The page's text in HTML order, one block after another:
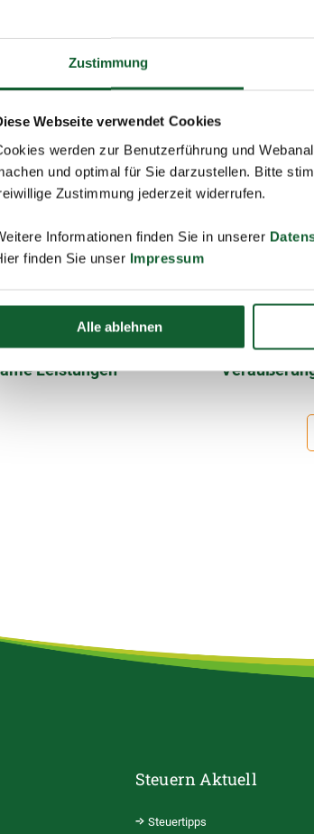
Zustimmung
Webseite verwendet Cookies
werden zur Benutzerführung und
und optimal für Sie darzustellen. Bitte
Zustimmung jederzeit widerrufen.
Informationen finden Sie in unserer
finden Sie unser Impressum
Alle ablehnen
wichtig für
Dezember
& Beiträge
für
Leistungen
Erhöhte
Steuern Aktuell
Steuertipps